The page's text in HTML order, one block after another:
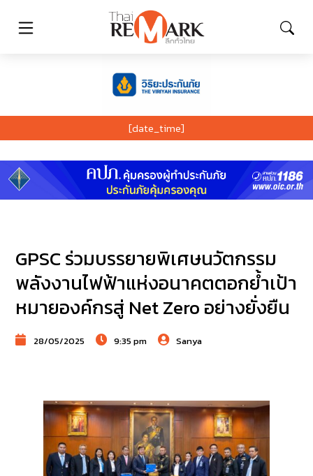
[date_time]
GPSC ร่วมบรรยายพิเศษนวัตกรรม
พลังงานไฟฟ้าแห่งอนาคตตอกย้ำเป้า
หมายองค์กรสู่ Net Zero อย่างยั่งยืน
28/05/2025 9:35 pm Sanya